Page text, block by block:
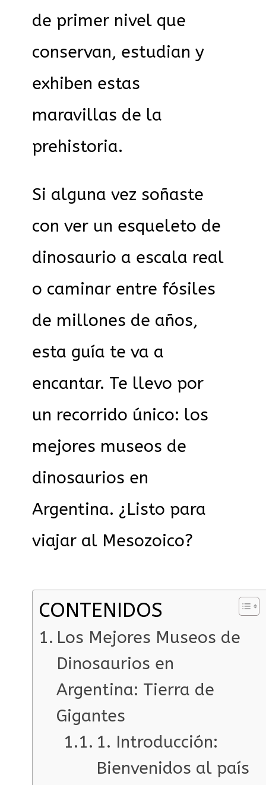
de primer nivel que
conservan, estudian y
exhiben estas
maravillas de la
prehistoria.
Si alguna vez soñaste
con ver un esqueleto de
dinosaurio a escala real
o caminar entre fósiles
de millones de años,
esta guía te va a
encantar. Te llevo por
un recorrido único: los
mejores museos de
dinosaurios en
Argentina. ¿Listo para
viajar al Mesozoico?
CONTENIDOS
Los Mejores Museos de
Dinosaurios en
Argentina: Tierra de
Gigantes
1. Introducción:
Bienvenidos al país